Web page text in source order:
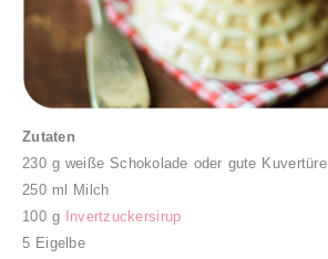
Zutaten
230 g weiße Schokolade oder gute Kuvertüre
250 ml Milch
100 g
Invertzuckersirup
5 Eigelbe